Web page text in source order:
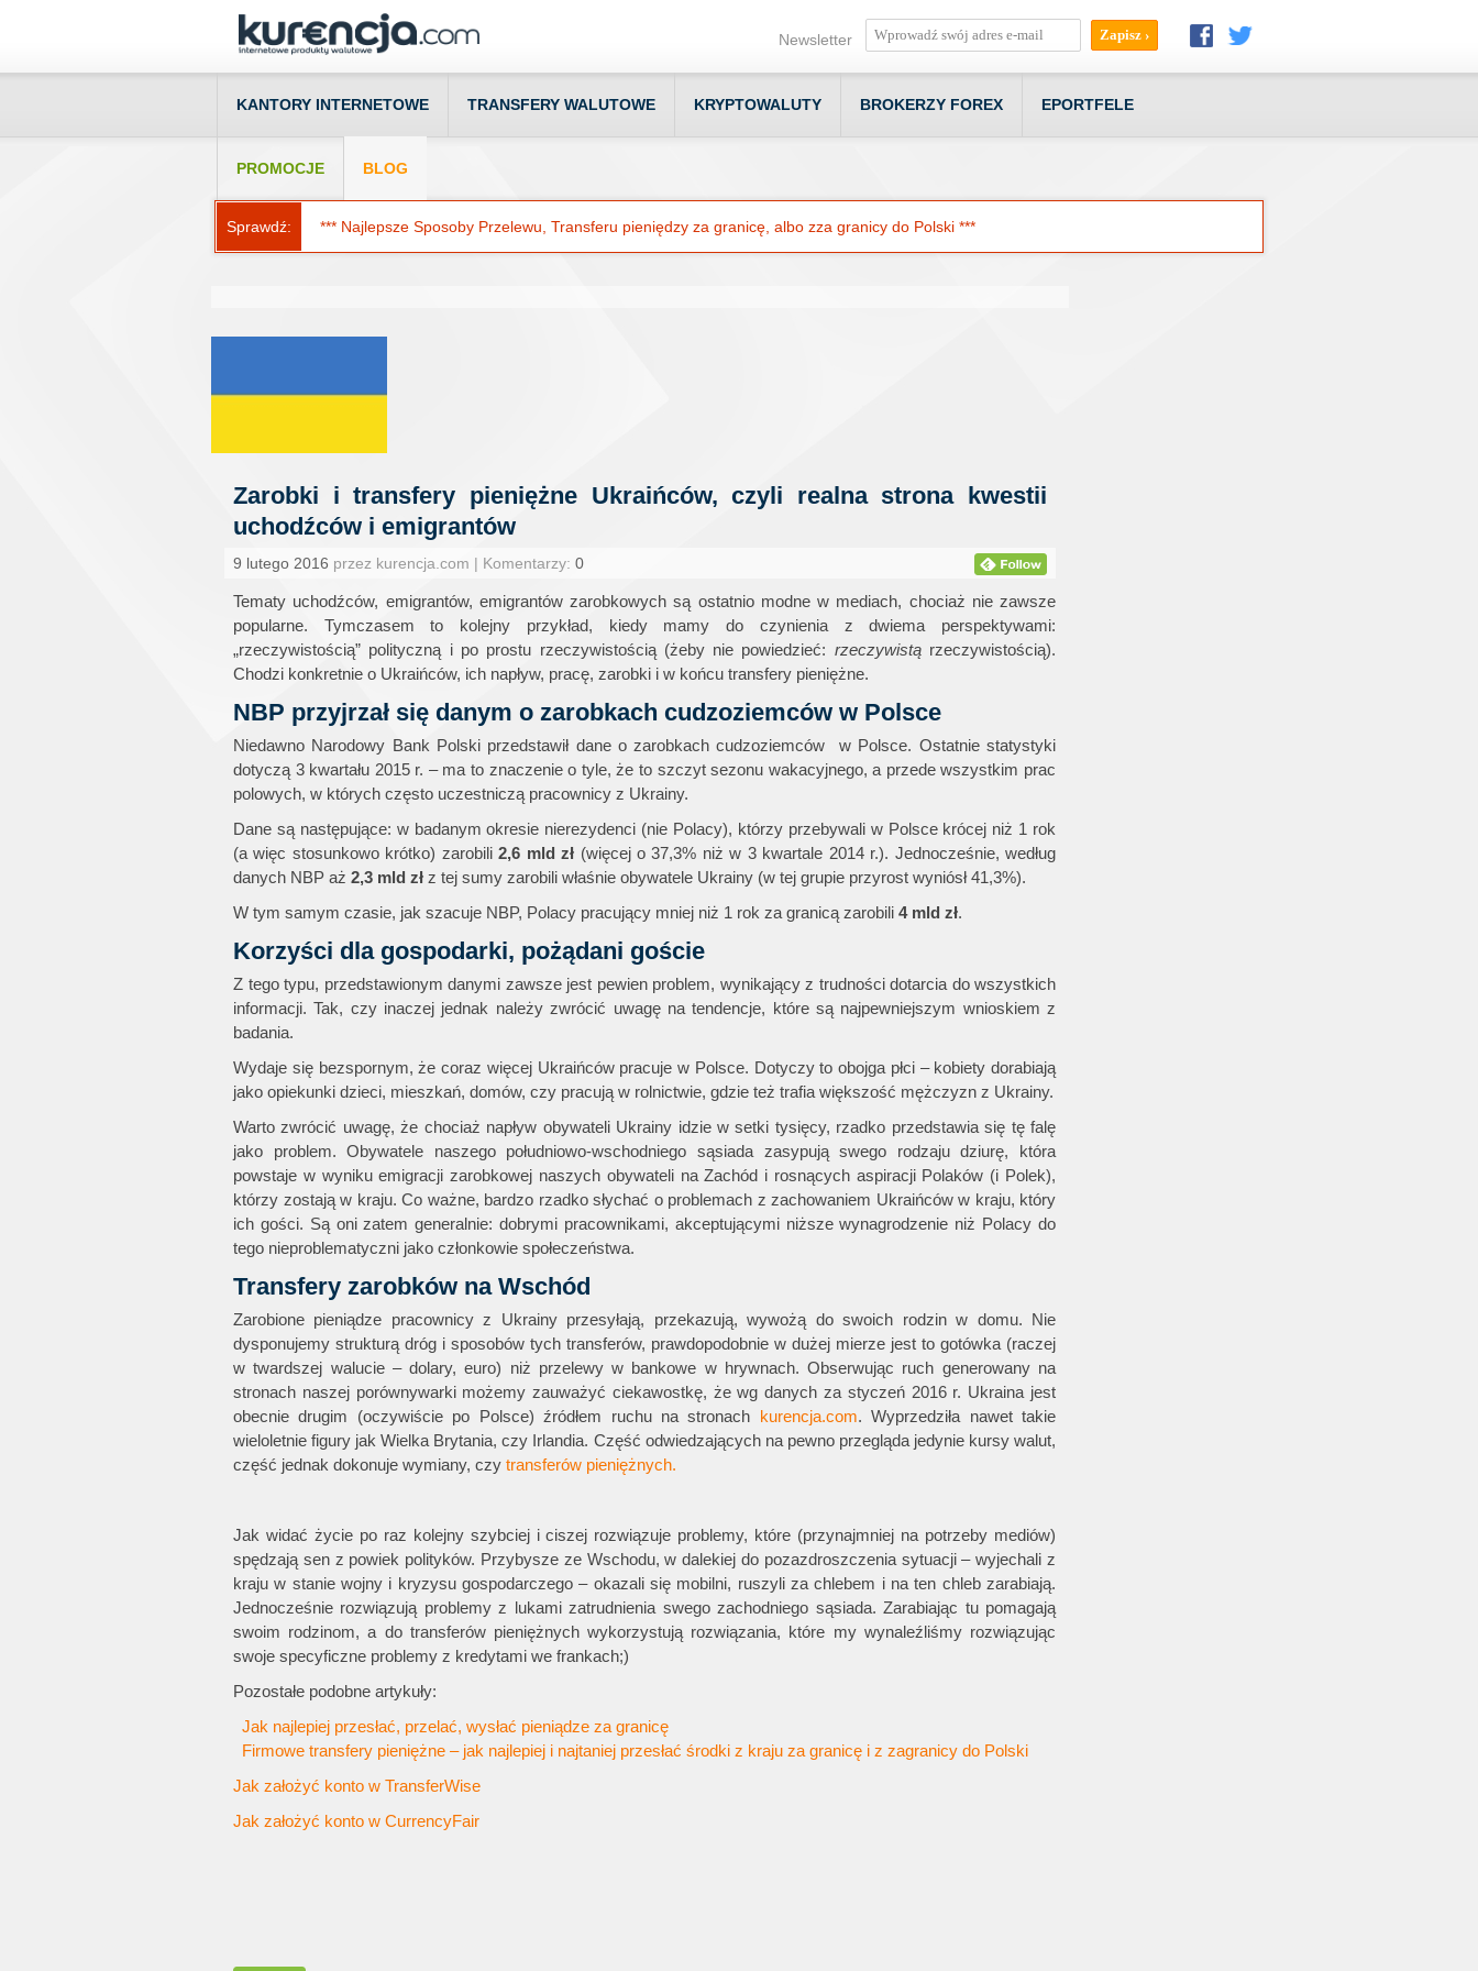
Newsletter
KANTORY INTERNETOWE TRANSFERY WALUTOWE KRYPTOWALUTY BROKERZY FOREX EPORTFELE
PROMOCJE BLOG
Sprawdź: *** Najlepsze Sposoby Przelewu, Transferu pieniędzy za granicę, albo zza granicy do Polski ***
Zarobki i transfery pieniężne Ukraińców, czyli realna strona kwestii
uchodźców i emigrantów
9 lutego 2016 przez kurencja.com | Komentarzy: 0
Tematy uchodźców, emigrantów, emigrantów zarobkowych są ostatnio modne w mediach, chociaż nie zawsze
popularne. Tymczasem to kolejny przykład, kiedy mamy do czynienia z dwiema perspektywami:
„rzeczywistością” polityczną i po prostu rzeczywistością (żeby nie powiedzieć: rzeczywistą rzeczywistością).
Chodzi konkretnie o Ukraińców, ich napływ, pracę, zarobki i w końcu transfery pieniężne.
NBP przyjrzał się danym o zarobkach cudzoziemców w Polsce
Niedawno Narodowy Bank Polski przedstawił dane o zarobkach cudzoziemców w Polsce. Ostatnie statystyki
dotyczą 3 kwartału 2015 r. – ma to znaczenie o tyle, że to szczyt sezonu wakacyjnego, a przede wszystkim prac
polowych, w których często uczestniczą pracownicy z Ukrainy.
Dane są następujące: w badanym okresie nierezydenci (nie Polacy), którzy przebywali w Polsce krócej niż 1 rok
(a więc stosunkowo krótko) zarobili2,6 mld zł (więcej o 37,3% niż w 3 kwartale 2014 r.). Jednocześnie, według
danych NBP aż 2,3 mld zł z tej sumy zarobili właśnie obywatele Ukrainy (w tej grupie przyrost wyniósł 41,3%).
W tym samym czasie, jak szacuje NBP, Polacy pracujący mniej niż 1 rok za granicą zarobili 4 mld zł.
Korzyści dla gospodarki, pożądani goście
Z tego typu, przedstawionym danymi zawsze jest pewien problem, wynikający z trudności dotarcia do wszystkich
informacji. Tak, czy inaczej jednak należy zwrócić uwagę na tendencje, które są najpewniejszym wnioskiem z
badania.
Wydaje się bezspornym, że coraz więcej Ukraińców pracuje w Polsce. Dotyczy to obojga płci – kobiety dorabiają
jako opiekunki dzieci, mieszkań, domów, czy pracują w rolnictwie, gdzie też trafia większość mężczyzn z Ukrainy.
Warto zwrócić uwagę, że chociaż napływ obywateli Ukrainy idzie w setki tysięcy, rzadko przedstawia się tę falę
jako problem. Obywatele naszego południowo-wschodniego sąsiada zasypują swego rodzaju dziurę, która
powstaje w wyniku emigracji zarobkowej naszych obywateli na Zachód i rosnących aspiracji Polaków (i Polek),
którzy zostają w kraju. Co ważne, bardzo rzadko słychać o problemach z zachowaniem Ukraińców w kraju, który
ich gości. Są oni zatem generalnie: dobrymi pracownikami, akceptującymi niższe wynagrodzenie niż Polacy do
tego nieproblematyczni jako członkowie społeczeństwa.
Transfery zarobków na Wschód
Zarobione pieniądze pracownicy z Ukrainy przesyłają, przekazują, wywożą do swoich rodzin w domu. Nie
dysponujemy strukturą dróg i sposobów tych transferów, prawdopodobnie w dużej mierze jest to gotówka (raczej
w twardszej walucie – dolary, euro) niż przelewy w bankowe w hrywnach. Obserwując ruch generowany na
stronach naszej porównywarki możemy zauważyć ciekawostkę, że wg danych za styczeń 2016 r. Ukraina jest
obecnie drugim (oczywiście po Polsce) źródłem ruchu na stronach kurencja.com. Wyprzedziła nawet takie
wieloletnie figury jak Wielka Brytania, czy Irlandia. Część odwiedzających na pewno przegląda jedynie kursy walut,
część jednak dokonuje wymiany, czy transferów pieniężnych.
Jak widać życie po raz kolejny szybciej i ciszej rozwiązuje problemy, które (przynajmniej na potrzeby mediów)
spędzają sen z powiek polityków. Przybysze ze Wschodu, w dalekiej do pozazdroszczenia sytuacji – wyjechali z
kraju w stanie wojny i kryzysu gospodarczego – okazali się mobilni, ruszyli za chlebem i na ten chleb zarabiają.
Jednocześnie rozwiązują problemy z lukami zatrudnienia swego zachodniego sąsiada. Zarabiając tu pomagają
swoim rodzinom, a do transferów pieniężnych wykorzystują rozwiązania, które my wynaleźliśmy rozwiązując
swoje specyficzne problemy z kredytami we frankach;)
Pozostałe podobne artykuły:
Jak najlepiej przesłać, przelać, wysłać pieniądze za granicę
Firmowe transfery pieniężne – jak najlepiej i najtaniej przesłać środki z kraju za granicę i z zagranicy do Polski
Jak założyć konto w TransferWise
Jak założyć konto w CurrencyFair